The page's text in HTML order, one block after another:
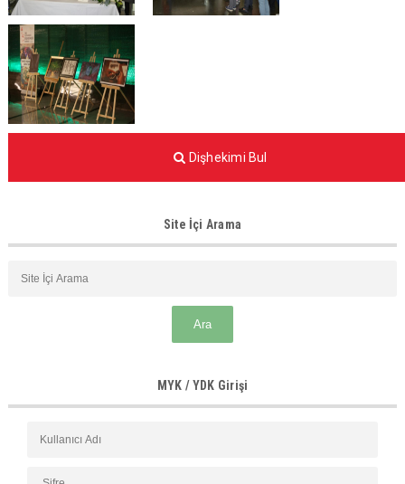
Dişhekimi Bul
Site İçi Arama
MYK / YDK Girişi